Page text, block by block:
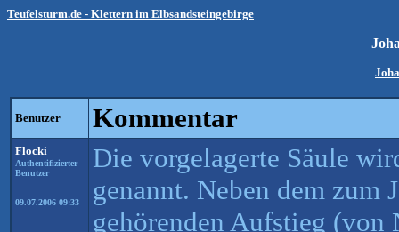
Teufelsturm.de - Klettern im Elbsandsteingebirge
Benutzer Kommentar
Flocki
Authentifizierter
Benutzer
09.07.2006 09:33
Die vorgelagerte Säule
genannt. Neben dem zum
gehörenden Aufstieg (von